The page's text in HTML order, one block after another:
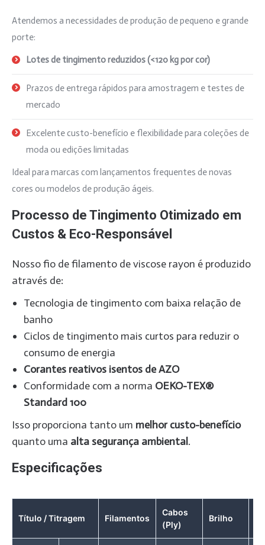
Atendemos a necessidades de produção de pequeno e grande
porte:
Lotes de tingimento reduzidos (<120 kg por cor)
Prazos de entrega rápidos para amostragem e testes de
mercado
Excelente custo-benefício e flexibilidade para coleções de
moda ou edições limitadas
Ideal para marcas com lançamentos frequentes de novas
cores ou modelos de produção ágeis.
Processo de Tingimento Otimizado em
Custos & Eco-Responsável
Nosso fio de filamento de viscose rayon é produzido
através de:
Tecnologia de tingimento com baixa relação de
banho
Ciclos de tingimento mais curtos para reduzir o
consumo de energia
Corantes reativos isentos de AZO
Conformidade com a norma OEKO-TEX®
Standard 100
Isso proporciona tanto um melhor custo-benefício
quanto uma alta segurança ambiental .
Especificações
Título / Titragem Filamentos
Cabos
(Ply)
Brilho